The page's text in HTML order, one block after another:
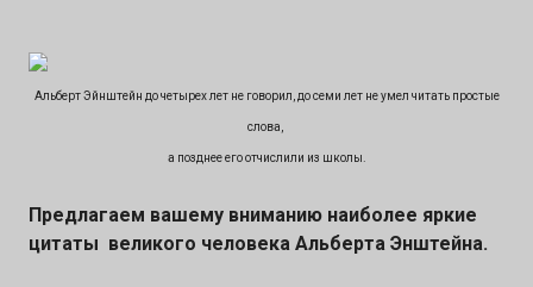
залучити інвестиції після фіналу конкурсу
🏆 грошову нагороду $5 000 для переможця
за кожним напрямом 🚀 участь в
акселераційних програмах та менторську
підтримку Напрями конкурсу: 🔹 Штучний
інтелект 🔹 Кібербезпека 🔹 Водні ресурси 📅
Альберт Эйнштейн до четырех лет не говорил, до семи лет не умел читать простые
слова,
а позднее его отчислили из школы.
Предлагаем вашему вниманию наиболее яркие
цитаты великого человека Альберта Энштейна.